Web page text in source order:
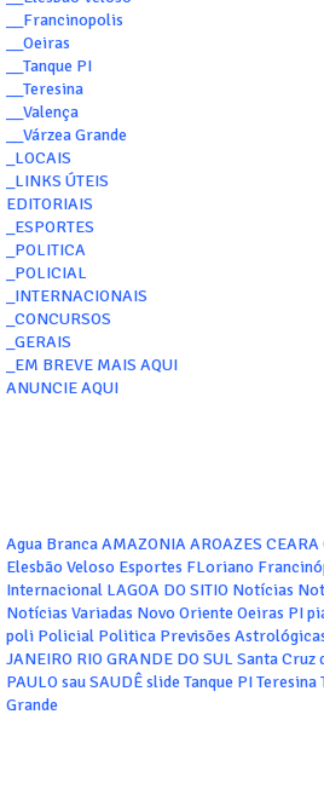
__Francinopolis
__Oeiras
__Tanque PI
__Teresina
__Valença
__Várzea Grande
_LOCAIS
_LINKS ÚTEIS
EDITORIAIS
_ESPORTES
_POLITICA
_POLICIAL
_INTERNACIONAIS
_CONCURSOS
_GERAIS
_EM BREVE MAIS AQUI
ANUNCIE AQUI
Agua BrancaAMAZONIAAROAZES CEARA
Elesbão Veloso Esportes FLoriano
Internacional LAGOA DO SITIO Notícias
Notícias Variadas Novo Oriente Oeiras PI
poli Policial Politica Previsões
JANEIRO RIO GRANDE DO SUL Santa Cruz
PAULOsauSAUDÊslide Tanque PITeresina
Grande